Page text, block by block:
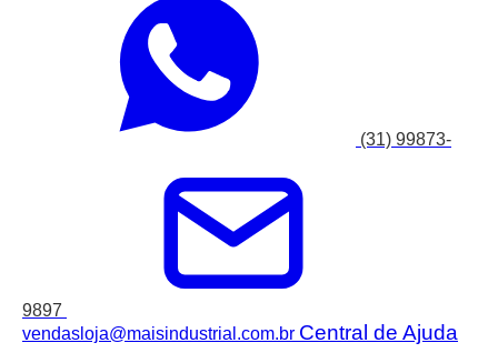
(31) 99873-
9897
vendasloja@maisindustrial.com.br Central de Ajuda